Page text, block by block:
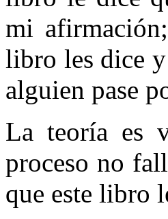
mi
libro les dice y
alguien pase
La teoría es
proceso no
que este libro